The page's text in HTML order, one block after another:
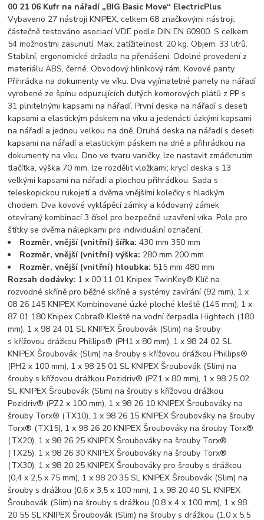
00 21 06 Kufr na nářadí „BIG Basic Move“ ElectricPlus
Vybaveno 27 nástroji KNIPEX, celkem 68 značkovými nástroji,
částečně testováno asociací VDE podle DIN EN 60900. S celkem
54 možnostmi zasunutí. Max. zatížitelnost: 20 kg. Objem: 33 litrů.
Stabilní, ergonomické držadlo na přenášení. Odolné provedení z
materiálu ABS, černé. Obvodový hliníkový rám. Kovové panty.
Přihrádka na dokumenty ve víku. Dva vyjímatelné panely na nářadí
vyrobené ze špínu odpuzujících dutých komorových plátů z PP s
31 plnitelnými kapsami na nářadí. První deska na nářadí s deseti
kapsami a elastickým páskem na víku a jedenácti úzkými kapsami
na nářadí a jednou velkou na dně. Druhá deska na nářadí s deseti
kapsami na nářadí a elastickým páskem na dně a přihrádkou na
dokumenty na víku. Dno ve tvaru vaničky, lze nastavit zmáčknutím
tlačítka, výška 70 mm, lze rozdělit vložkami; krycí deska s 13
velkými kapsami na nářadí a plochou přihrádkou. Sada s
teleskopickou rukojetí a dvěma vnějšími kolečky s hladkým
chodem. Dva kovové vyklápěcí zámky a kódovaný zámek
otevíraný kombinací 3 čísel pro bezpečné uzavření víka. Pole pro
štítky se dvěma nálepkami pro individuální označení.
Rozměr, vnější (vnitřní) šířka:430 mm 350 mm
Rozměr, vnější (vnitřní) výška: 280 mm 200 mm
Rozměr, vnější (vnitřní) hloubka: 515 mm 480 mm
Rozsah dodávky: 1 x 00 11 01 Knipex TwinKey® Klíč na
rozvodné skříně pro běžné skříně a systémy zavírání (92 mm), 1 x
08 26 145 KNIPEX Kombinované úzké ploché kleště (145 mm), 1 x
87 01 180 Knipex Cobra® Kleště na vodní čerpadla Hightech (180
mm), 1 x 98 24 01 SL KNIPEX Šroubovák (Slim) na šrouby
s křížovou drážkou Phillips® (PH1 x 80 mm), 1 x 98 24 02 SL
KNIPEX Šroubovák (Slim) na šrouby s křížovou drážkou Phillips®
(PH2 x 100 mm), 1 x 98 25 01 SL KNIPEX Šroubovák (Slim) na
šrouby s křížovou drážkou Pozidriv® (PZ1 x 80 mm), 1 x 98 25 02
SL KNIPEX Šroubovák (Slim) na šrouby s křížovou drážkou
Pozidriv® (PZ2 x 100 mm), 1 x 98 26 10 KNIPEX Šroubováky na
šrouby Torx® (TX10), 1 x 98 26 15 KNIPEX Šroubováky na šrouby
Torx® (TX15), 1 x 98 26 20 KNIPEX Šroubováky na šrouby Torx®
(TX20), 1 x 98 26 25 KNIPEX Šroubováky na šrouby Torx®
(TX25), 1 x 98 26 30 KNIPEX Šroubováky na šrouby Torx®
(TX30), 1 x 98 20 25 KNIPEX Šroubováky pro šrouby s drážkou
(0,4 x 2,5 x 75 mm), 1 x 98 20 35 SL KNIPEX Šroubovák (Slim) na
šrouby s drážkou (0,6 x 3,5 x 100 mm), 1 x 98 20 40 SL KNIPEX
Šroubovák (Slim) na šrouby s drážkou (0,8 x 4 x 100 mm), 1 x 98
20 55 SL KNIPEX Šroubovák (Slim) na šrouby s drážkou (1,0 x 5,5